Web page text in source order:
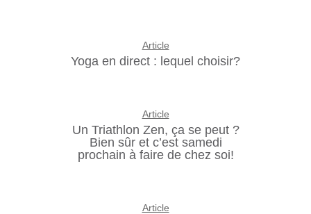
Article
Yoga en direct : lequel choisir?
Article
Un Triathlon Zen, ça se peut ?
Bien sûr et c’est samedi
prochain à faire de chez soi!
Article